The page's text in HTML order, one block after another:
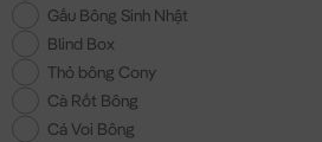
Gấu Bông Sinh Nhật
Blind Box
Thỏ bông Cony
Cà Rốt Bông
Cá Voi Bông